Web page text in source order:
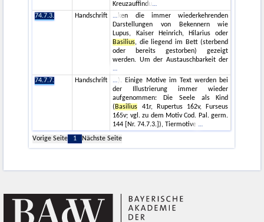
Kreuzauffindu
74.7.3.
Handschrift
ken die immer wiederkehrenden
Darstellungen von Bekennern wie
Lupus, Kaiser Heinrich, Hilarius oder
Basilius, die liegend im Bett (sterbend
oder bereits gestorben) gezeigt
werden. Um der Austauschbarkeit der
74.7.7. Handschrift
). Einige Motive im Text werden bei
der Illustrierung immer wieder
aufgenommen: Die Seele als Kind
( Basilius 41r, Rupertus 162v, Furseus
165v; vgl. zu dem Motiv Cod. Pal. germ.
144 [Nr. 74.7.3.]), Tiermotive
Vorige Seite
1 Nächste Seite